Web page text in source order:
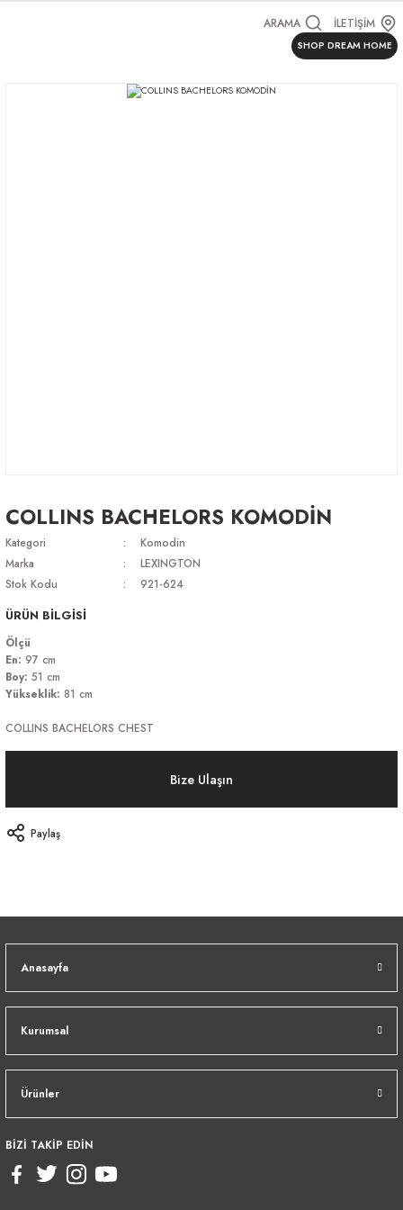
ARAMA İLETİŞİM
SHOP DREAM HOME
COLLINS BACHELORS KOMODİN
Kategori
Komodin
Marka
LEXINGTON
Stok Kodu
921-624
ÜRÜN BİLGİSİ
Ölçü
En: 97 cm
Boy: 51 cm
Yükseklik: 81 cm
COLLINS BACHELORS CHEST
Bize Ulaşın
Paylaş
Anasayfa
Kurumsal
Ürünler
BİZİ TAKİP EDİN